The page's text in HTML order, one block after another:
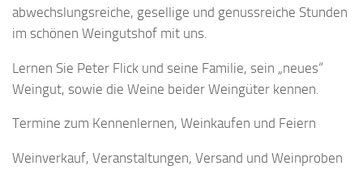
abwechslungsreiche, gesellige und genussreiche Stunden
im schönen Weingutshof mit uns.
Lernen Sie Peter Flick und seine Familie, sein „neues“
Weingut, sowie die Weine beider Weingüter kennen.
Termine zum Kennenlernen, Weinkaufen und Feiern
Weinverkauf, Veranstaltungen, Versand und Weinproben